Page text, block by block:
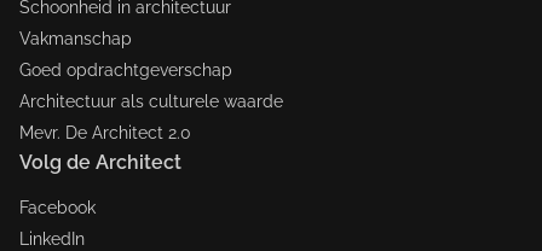
Schoonheid in architectuur
Vakmanschap
Goed opdrachtgeverschap
Architectuur als culturele waarde
Mevr. De Architect 2.0
Volg de Architect
Facebook
LinkedIn